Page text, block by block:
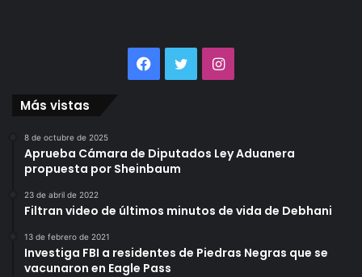
Facebook
TwitterInstagram
Más vistas
8 de octubre de 2025
Aprueba Cámara de Diputados Ley Aduanera
propuesta por Sheinbaum
23 de abril de 2022
Filtran video de últimos minutos de vida de Debhani
13 de febrero de 2021
Investiga FBI a residentes de Piedras Negras que se
vacunaron en Eagle Pass